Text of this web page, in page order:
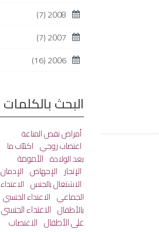
2008
(7)
2007
(7)
2006
(16)
البحث بالكلمات
أمراض نقص المناعة
اغتصاب زوجي اكتئاب ما
بعد الولادة الأمومة
الإتجار الإجهاض الإدمان
الاشتغال بالجنس الاعتداء
الجماعي الاعتداء الجنسي
بالأطفال الاعتداء الجنسي
على الأطفال الاغتصاب